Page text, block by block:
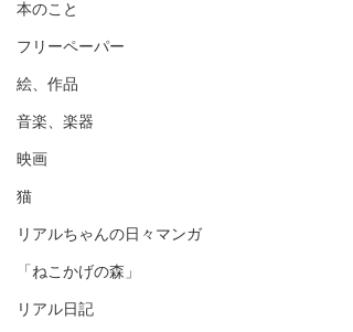
本のこと
フリーペーパー
絵、作品
音楽、楽器
映画
猫
リアルちゃんの日々マンガ
「ねこかげの森」
リアル日記